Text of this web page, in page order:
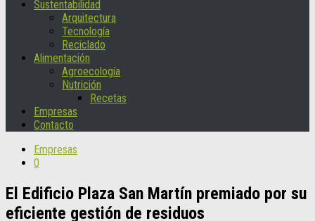
Sustentabilidad
Arquitectura
Tecnología
Reciclado
Alimentación
Agroecología
Nutrición
Recetas
Empresas
Contacto
Empresas
0
El Edificio Plaza San Martín premiado por su
eficiente gestión de residuos